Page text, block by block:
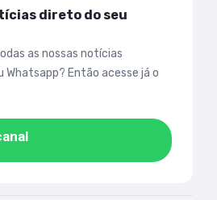
direto do seu
as nossas notícias
Então acesse já o